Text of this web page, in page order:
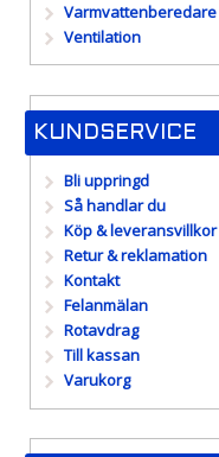
Varmvattenberedare
Ventilation
KUNDSERVICE
Bli uppringd
Så handlar du
Köp & leveransvillkor
Retur & reklamation
Kontakt
Felanmälan
Rotavdrag
Till kassan
Varukorg